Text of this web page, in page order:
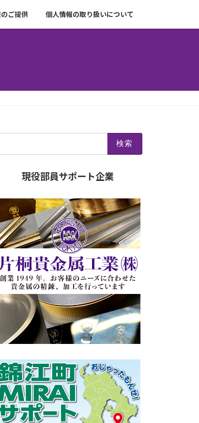
ご提供 個人情報の取り扱いについて
現役部員サポート企業